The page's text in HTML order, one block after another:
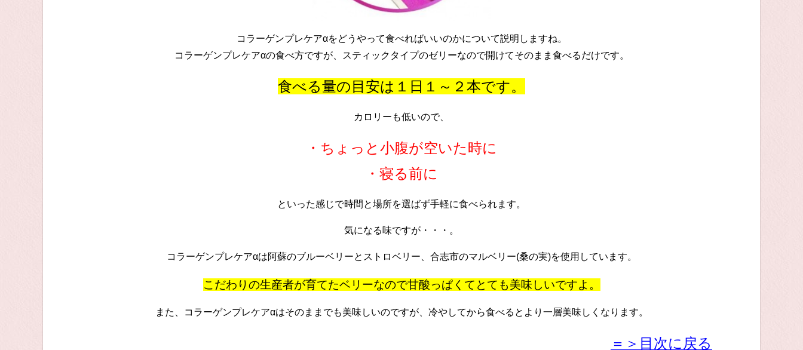
コラーゲンプレケアαをどうやって食べればいいのかについて説明しますね。
コラーゲンプレケアαの食べ方ですが、スティックタイプのゼリーなので開けてそのまま食べるだけです。
食べる量の目安は１日１～２本です。
カロリーも低いので、
・ちょっと小腹が空いた時に
・寝る前に
といった感じで時間と場所を選ばず手軽に食べられます。
気になる味ですが・・・。
コラーゲンプレケアαは阿蘇のブルーベリーとストロベリー、合志市のマルベリー(桑の実)を使用しています。
こだわりの生産者が育てたベリーなので甘酸っぱくてとても美味しいですよ。
また、コラーゲンプレケアαはそのままでも美味しいのですが、冷やしてから食べるとより一層美味しくなります。
＝＞目次に戻る